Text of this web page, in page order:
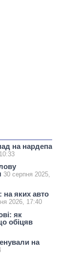
на нардепа
30 серпня 2025,
на яких авто
2026, 17:40
як
обіцяв
на